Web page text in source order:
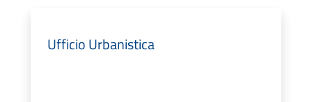
Ufficio Urbanistica